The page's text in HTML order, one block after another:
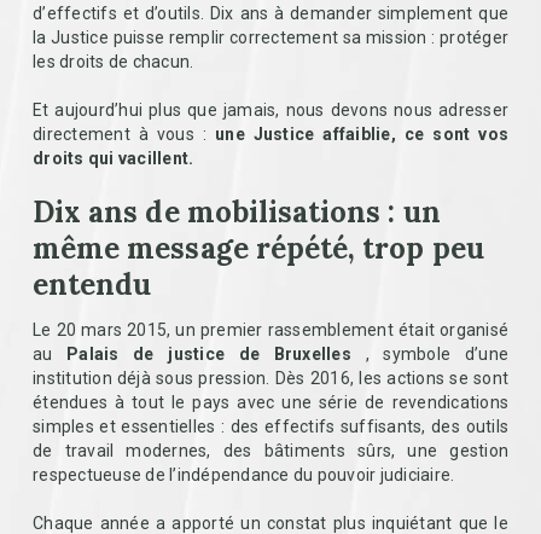
d’effectifs et d’outils. Dix ans à demander simplement que
la Justice puisse remplir correctement sa mission : protéger
les droits de chacun.
Et aujourd’hui plus que jamais, nous devons nous adresser
directement à vous : une Justice affaiblie, ce sont vos
droits qui vacillent.
Dix ans de mobilisations : un
même message répété, trop peu
entendu
Le 20 mars 2015, un premier rassemblement était organisé
au
Palais de justice de Bruxelles , symbole d’une
institution déjà sous pression. Dès 2016, les actions se sont
étendues à tout le pays avec une série de revendications
simples et essentielles : des effectifs suffisants, des outils
de travail modernes, des bâtiments sûrs, une gestion
respectueuse de l’indépendance du pouvoir judiciaire.
Chaque année a apporté un constat plus inquiétant que le